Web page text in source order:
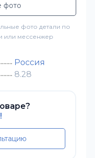
фото
фото детали по
или мессенжер
Россия
8.28